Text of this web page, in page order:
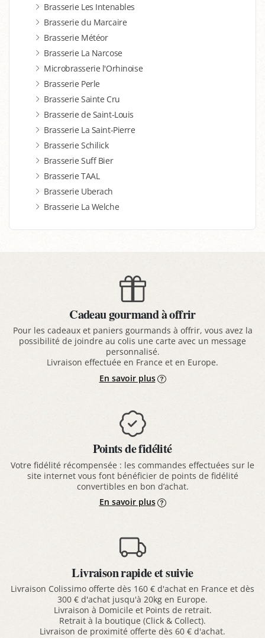
Brasserie Les Intenables
Brasserie du Marcaire
Brasserie Météor
Brasserie La Narcose
Microbrasserie l'Orhinoise
Brasserie Perle
Brasserie Sainte Cru
Brasserie de Saint-Louis
Brasserie La Saint-Pierre
Brasserie Schilick
Brasserie Suff Bier
Brasserie TAAL
Brasserie Uberach
Brasserie La Welche
Cadeau gourmand à offrir
Pour les cadeaux et paniers gourmands à offrir, vous avez la
possibilité de joindre au colis une carte avec un message
personnalisé.
Livraison effectuée en France et en Europe.
En savoir plus
Points de fidélité
Votre fidélité récompensée : les commandes effectuées sur le
site internet vous font bénéficier de points de fidélité
convertibles en bon d’achat.
En savoir plus
Livraison rapide et suivie
Livraison Colissimo offerte dès 160 € d'achat en France et dès
300 € d'achat jusqu'à 20kg en Europe.
Livraison à Domicile et Points de retrait.
Retrait à la boutique (Click & Collect).
Livraison de proximité offerte dès 60 € d'achat.